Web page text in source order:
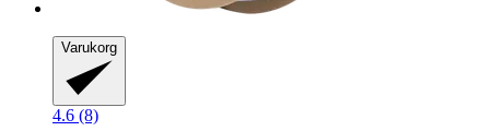
Varukorg
4.6 (8)